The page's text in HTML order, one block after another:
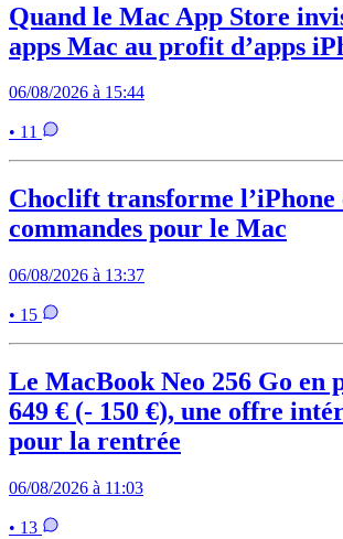
Quand le Mac App Store
apps Mac au profit d’apps
06/08/2026 à 15:44
• 11
Choclift transforme l’iPhone
commandes pour le Mac
06/08/2026 à 13:37
• 15
Le MacBook Neo 256 Go en
649 € (- 150 €), une offre
pour la rentrée
06/08/2026 à 11:03
• 13